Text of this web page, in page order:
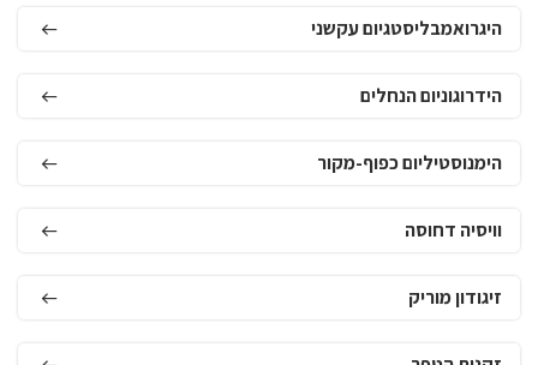
היגרואמבליסטגיום עקשני
הידרוגוניום הנחלים
הימנוסטיליום כפוף-מקור
וויסיה דחוסה
זיגודון מוריק